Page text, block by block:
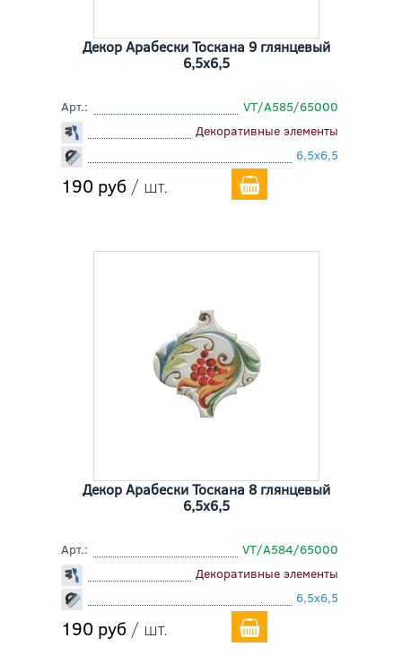
Декор Арабески Тоскана 9 глянцевый
6,5x6,5
Арт.:
VT/A585/65000
Декоративные элементы
6,5x6,5
190 руб / шт.
Декор Арабески Тоскана 8 глянцевый
6,5x6,5
Арт.:
VT/A584/65000
Декоративные элементы
6,5x6,5
190 руб / шт.